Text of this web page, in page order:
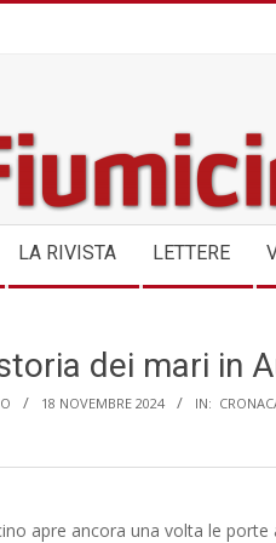
LA RIVISTA LETTERE
dei mari in
18 NOVEMBRE 2024 IN:
apre ancora una volta le porte